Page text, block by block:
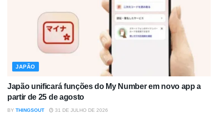
JAPÃO
Japão unificará funções do My Number em novo app a
partir de 25 de agosto
BY THINGSOUT 31 DE JULHO DE 2026